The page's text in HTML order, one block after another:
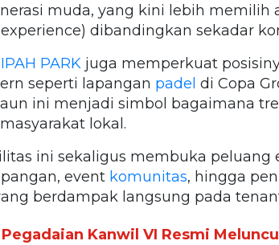
muda, yang kini lebih memilih
dibandingkan sekadar
PARK juga memperkuat
seperti lapangan padel di Copa
ini menjadi simbol bagaimana
lokal.
ini sekaligus membuka peluang
event komunitas, hingga
berdampak langsung pada
Pegadaian Kanwil VI Resmi